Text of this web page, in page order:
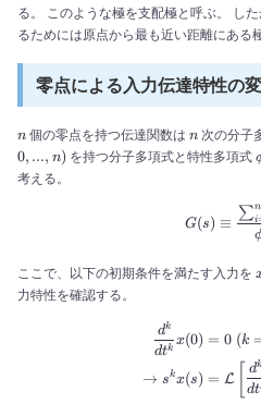
る。 このような極を支配極と呼ぶ。 し
るためには原点から最も近い距離にある
零点による入力伝達特性の
n
n 個の零点を持つ伝達関数は n
n 次の分子
0, ..., n) を持つ分子多項式と特性多項式
考える。
G(s) ≡
∑i
n
ここで、以下の初期条件を満たす入力を
力特性を確認する。
dtk
dk
x(0)
→ skx(s)
= 0 (k
= L
dt
dk